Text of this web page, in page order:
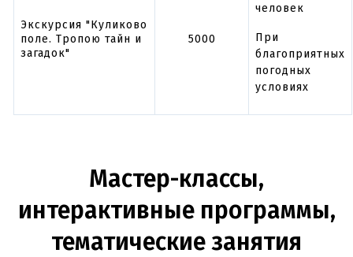
Экскурсия "Куликово
поле. Тропою тайн и
загадок"
5000
человек
При
благоприятных
погодных
условиях
Мастер-классы,
интерактивные программы,
тематические занятия